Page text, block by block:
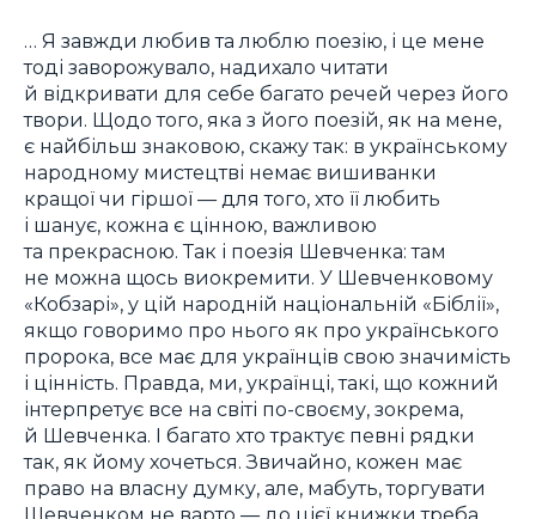
… Я завжди любив та люблю поезію, і це мене
тоді заворожувало, надихало читати
й відкривати для себе багато речей через його
твори. Щодо того, яка з його поезій, як на мене,
є найбільш знаковою, скажу так: в українському
народному мистецтві немає вишиванки
кращої чи гіршої — для того, хто її любить
і шанує, кожна є цінною, важливою
та прекрасною. Так і поезія Шевченка: там
не можна щось виокремити. У Шевченковому
«Кобзарі», у цій народній національній «Біблії»,
якщо говоримо про нього як про українського
пророка, все має для українців свою значимість
і цінність. Правда, ми, українці, такі, що кожний
інтерпретує все на світі по-своєму, зокрема,
й Шевченка. І багато хто трактує певні рядки
так, як йому хочеться. Звичайно, кожен має
право на власну думку, але, мабуть, торгувати
Шевченком не варто — до цієї книжки треба